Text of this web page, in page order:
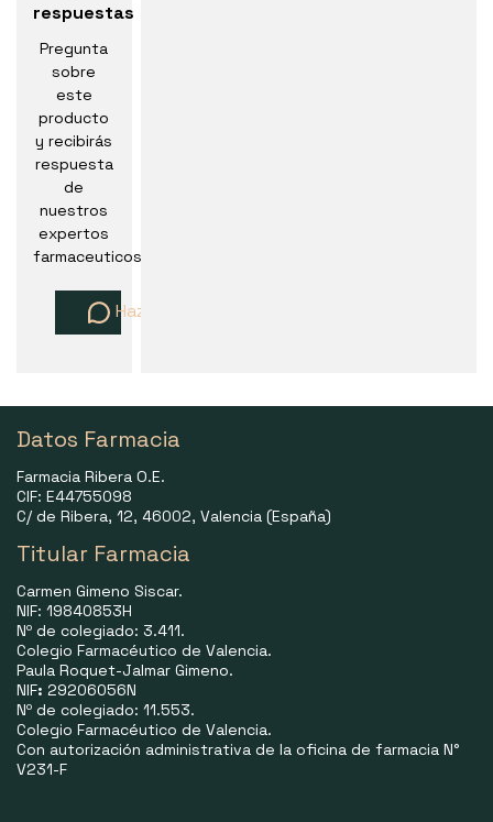
respuestas
Pregunta
sobre
este
producto
y recibirás
respuesta
de
nuestros
expertos
farmaceuticos
Haz una pregunta
Datos Farmacia
Farmacia Ribera O.E.
CIF: E44755098
C/ de Ribera, 12, 46002, Valencia (España)
Titular Farmacia
Carmen Gimeno Siscar.
NIF: 19840853H
Nº de colegiado: 3.411.
Colegio Farmacéutico de Valencia.
Paula Roquet-Jalmar Gimeno.
NIF: 29206056N
Nº de colegiado: 11.553.
Colegio Farmacéutico de Valencia.
Con autorización administrativa de la oficina de farmacia N°
V231-F